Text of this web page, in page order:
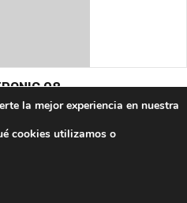
08
la mejor experiencia en nuestra
cookies utilizamos o